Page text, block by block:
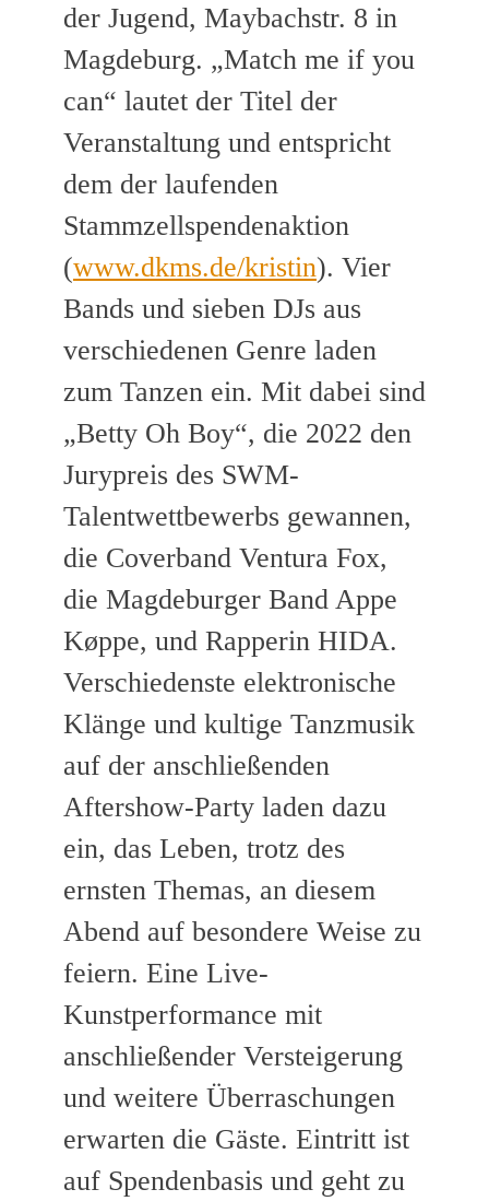
der Jugend, Maybachstr. 8 in
Magdeburg. „Match me if you
can“ lautet der Titel der
Veranstaltung und entspricht
dem der laufenden
Stammzellspendenaktion
(www.dkms.de/kristin). Vier
Bands und sieben DJs aus
verschiedenen Genre laden
zum Tanzen ein. Mit dabei sind
„Betty Oh Boy“, die 2022 den
Jurypreis des SWM-
Talentwettbewerbs gewannen,
die Coverband Ventura Fox,
die Magdeburger Band Appe
Køppe, und Rapperin HIDA.
Verschiedenste elektronische
Klänge und kultige Tanzmusik
auf der anschließenden
Aftershow-Party laden dazu
ein, das Leben, trotz des
ernsten Themas, an diesem
Abend auf besondere Weise zu
feiern. Eine Live-
Kunstperformance mit
anschließender Versteigerung
und weitere Überraschungen
erwarten die Gäste. Eintritt ist
auf Spendenbasis und geht zu